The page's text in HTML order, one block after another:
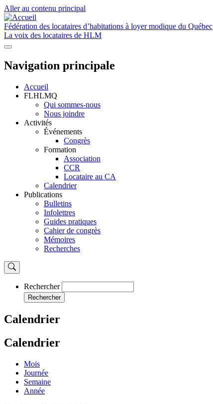
Aller au contenu principal
Fédération des locataires d’habitations à loyer modique du Québec
La voix des locataires de HLM
Navigation principale
Accueil
FLHLMQ
Qui sommes-nous
Nous joindre
Activités
Événements
Congrès
Formation
Association
CCR
Locataire au CA
Calendrier
Publications
Bulletins
Infolettres
Guides pratiques
Cahier de congrès
Mémoires
Recherches
Rechercher
Rechercher
Calendrier
Calendrier
Mois
Journée
Semaine
Année